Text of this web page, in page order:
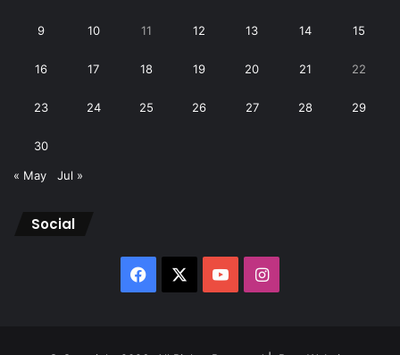
9 10 11 12 13 14 15
16 17 18 19 20 21 22
23 24 25 26 27 28 29
30
« May Jul »
Social
Facebook YouTubeInstagram